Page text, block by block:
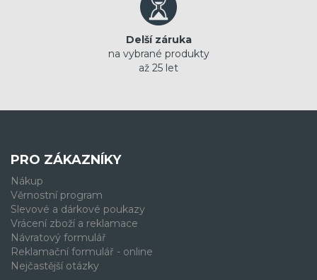
Delší záruka
na vybrané produkty
až 25 let
PRO ZÁKAZNÍKY
Nákup
Věrnostní program
Slevové a dárkové poukazy
Vrácení zboží a reklamace
Návratový formulář
Reklamační formulář - online
Nejčastější otázky